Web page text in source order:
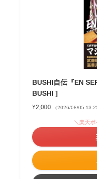
BUSHI自伝『EN
BUSHI ]
¥2,000 （2026/08/05
＼楽天ポ